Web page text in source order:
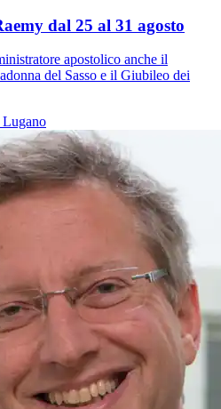
dal 25 al 31 agosto
apostolico anche il
del Sasso e il Giubileo dei